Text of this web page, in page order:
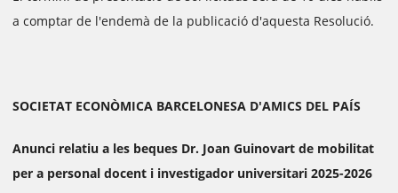
a comptar de l'endemà de la publicació d'aquesta Resolució.
SOCIETAT ECONÒMICA BARCELONESA D'AMICS DEL PAÍS
Anunci relatiu a les beques Dr. Joan Guinovart de mobilitat
per a personal docent i investigador universitari 2025-2026